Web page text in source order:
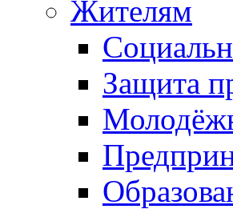
Жителям
Защита